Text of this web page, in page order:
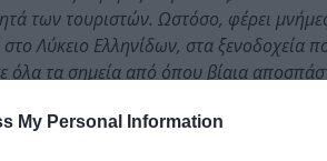
My Personal Information
των τουριστών. Ωστόσο, φέρει
Λύκειο Ελληνίδων, στα ξενοδοχεία
όλα τα σημεία από όπου βίαια
την πόλη και τις εικόνες που
.